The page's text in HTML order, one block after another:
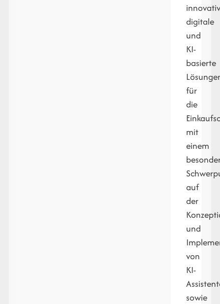
digitale
und
KI-
basierte
für
die
mit
einem
auf
der
und
von
KI-
sowie